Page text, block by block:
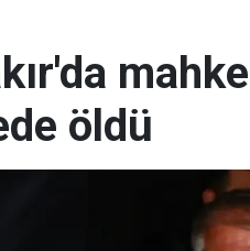
öldü